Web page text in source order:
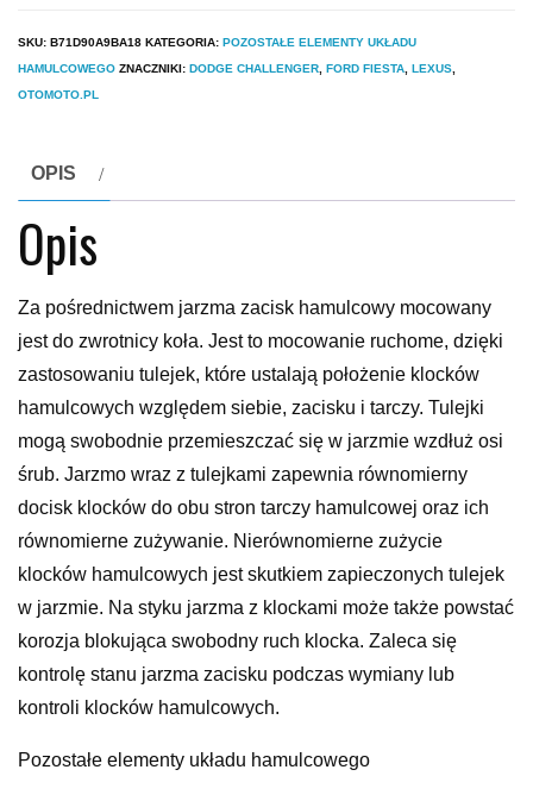
SKU: B71D90A9BA18 KATEGORIA: POZOSTAŁE ELEMENTY UKŁADU
HAMULCOWEGO ZNACZNIKI: DODGE CHALLENGER, FORD FIESTA, LEXUS,
OTOMOTO.PL
OPIS
Opis
Za pośrednictwem jarzma zacisk hamulcowy mocowany
jest do zwrotnicy koła. Jest to mocowanie ruchome, dzięki
zastosowaniu tulejek, które ustalają położenie klocków
hamulcowych względem siebie, zacisku i tarczy. Tulejki
mogą swobodnie przemieszczać się w jarzmie wzdłuż osi
śrub. Jarzmo wraz z tulejkami zapewnia równomierny
docisk klocków do obu stron tarczy hamulcowej oraz ich
równomierne zużywanie. Nierównomierne zużycie
klocków hamulcowych jest skutkiem zapieczonych tulejek
w jarzmie. Na styku jarzma z klockami może także powstać
korozja blokująca swobodny ruch klocka. Zaleca się
kontrolę stanu jarzma zacisku podczas wymiany lub
kontroli klocków hamulcowych.
Pozostałe elementy układu hamulcowego